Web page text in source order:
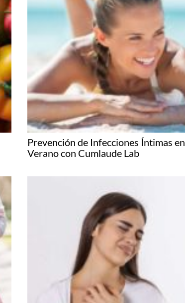
Prevención de Infecciones Íntimas en
Verano con Cumlaude Lab